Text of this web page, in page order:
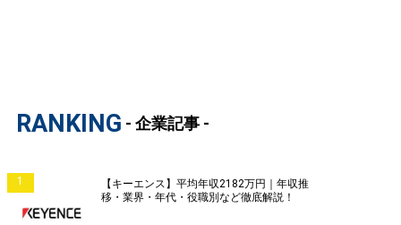
RANKING - 企業記事 -
1
【キーエンス】平均年収2182万円｜年収推
移・業界・年代・役職別など徹底解説！